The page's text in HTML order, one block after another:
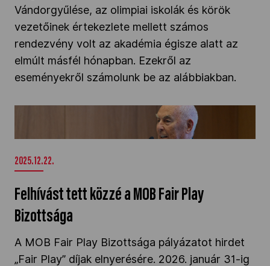
Vándorgyűlése, az olimpiai iskolák és körök
vezetőinek értekezlete mellett számos
rendezvény volt az akadémia égisze alatt az
elmúlt másfél hónapban. Ezekről az
eseményekről számolunk be az alábbiakban.
Felhívást tett közzé a MOB Fair Play
2025.12.22.
Felhívást tett közzé a MOB Fair Play
Bizottsága
A MOB Fair Play Bizottsága pályázatot hirdet
„Fair Play” díjak elnyerésére. 2026. január 31-ig